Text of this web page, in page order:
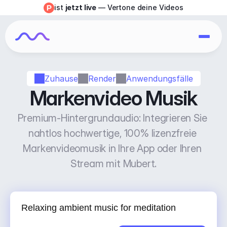
Zuhause Render Anwendungsfälle
Markenvideo Musik
Premium-Hintergrundaudio: Integrieren Sie
nahtlos hochwertige, 100% lizenzfreie
Markenvideomusik in Ihre App oder Ihren
Stream mit Mubert.
ist jetzt live — Vertone deine Videos